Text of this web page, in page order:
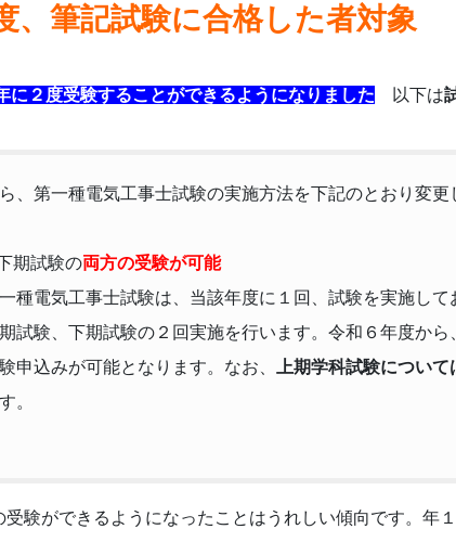
、筆記試験に合格した者対象
に２度受験することができるようになりました 以下は
、第一種電気工事士試験の実施方法を下記のとおり変更
期試験の両方の受験が可能
種電気工事士試験は、当該年度に１回、試験を実施して
期試験、下期試験の２回実施を行います。令和６年度か
申込みが可能となります。なお、
上期学科試験につい
。
受験ができるようになったことはうれしい傾向です。年